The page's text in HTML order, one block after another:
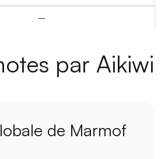
–
par Aikiwi
de Marmof